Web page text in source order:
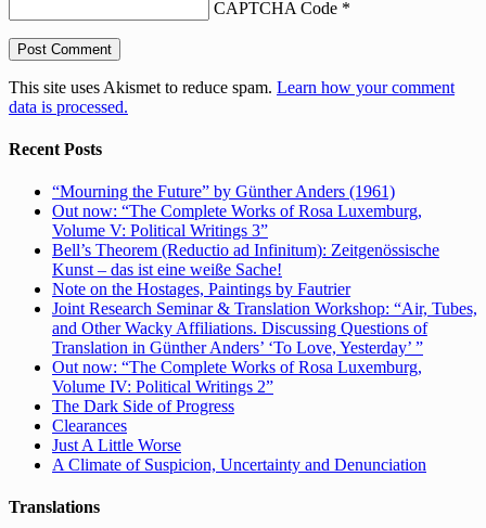
CAPTCHA Code *
This site uses Akismet to reduce spam. Learn how your comment
data is processed.
Recent Posts
“Mourning the Future” by Günther Anders (1961)
Out now: “The Complete Works of Rosa Luxemburg,
Volume V: Political Writings 3”
Bell’s Theorem (Reductio ad Infinitum): Zeitgenössische
Kunst – das ist eine weiße Sache!
Note on the Hostages, Paintings by Fautrier
Joint Research Seminar & Translation Workshop: “Air, Tubes,
and Other Wacky Affiliations. Discussing Questions of
Translation in Günther Anders’ ‘To Love, Yesterday’ ”
Out now: “The Complete Works of Rosa Luxemburg,
Volume IV: Political Writings 2”
The Dark Side of Progress
Clearances
Just A Little Worse
A Climate of Suspicion, Uncertainty and Denunciation
Translations